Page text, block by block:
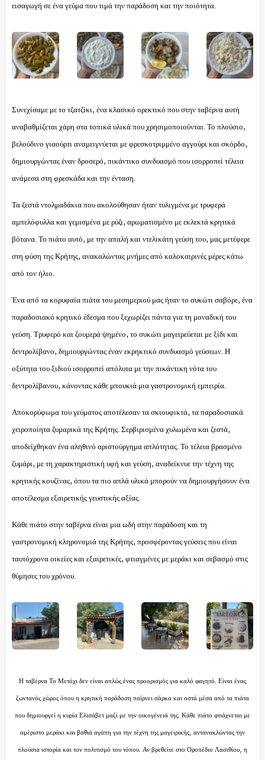
εισαγωγή σε ένα γεύμα που τιμά την παράδοση και την ποιότητα.
Συνεχίσαμε με το τζατζίκι, ένα κλασικό ορεκτικό που στην ταβέρνα αυτή
αναβαθμίζεται χάρη στα τοπικά υλικά που χρησιμοποιούνται. Το πλούσιο,
βελούδινο γιαούρτι αναμειγνύεται με φρεσκοτριμμένο αγγούρι και σκόρδο,
δημιουργώντας έναν δροσερό, πικάντικο συνδυασμό που ισορροπεί τέλεια
ανάμεσα στη φρεσκάδα και την ένταση.
Τα ζεστά ντολμαδάκια που ακολούθησαν ήταν τυλιγμένα με τρυφερά
αμπελόφυλλα και γεμισμένα με ρύζι, αρωματισμένο με εκλεκτά κρητικά
βότανα. Το πιάτο αυτό, με την απαλή και ντελικάτη γεύση του, μας μετέφερε
στη φύση της Κρήτης, ανακαλώντας μνήμες από καλοκαιρινές μέρες κάτω
από τον ήλιο.
Ένα από τα κορυφαία πιάτα του μεσημεριού μας ήταν το συκώτι σαβόρε, ένα
παραδοσιακό κρητικό έδεσμα που ξεχωρίζει πάντα για τη μοναδική του
γεύση. Τρυφερό και ζουμερά ψημένο, το συκώτι μαγειρεύεται με ξίδι και
δεντρολίβανο, δημιουργώντας έναν εκρηκτικό συνδυασμό γεύσεων. Η
οξύτητα του ξιδιού ισορροπεί απόλυτα με την πικάντικη νότα του
δεντρολίβανου, κάνοντας κάθε μπουκιά μια γαστρονομική εμπειρία.
Αποκορύφωμα του γεύματος αποτέλεσαν τα σκιουφικτά, τα παραδοσιακά
χειροποίητα ζυμαρικά της Κρήτης. Σερβιρισμένα χυλωμένα και ζεστά,
αποδείχθηκαν ένα αληθινό αριστούργημα απλότητας. Το τέλεια βρασμένο
ζυμάρι, με τη χαρακτηριστική υφή και γεύση, αναδείκνυε την τέχνη της
κρητικής κουζίνας, όπου τα πιο απλά υλικά μπορούν να δημιουργήσουν ένα
αποτέλεσμα εξαιρετικής γευστικής αξίας.
Κάθε πιάτο στην ταβέρνα είναι μια ωδή στην παράδοση και τη
γαστρονομική κληρονομιά της Κρήτης, προσφέροντας γεύσεις που είναι
ταυτόχρονα οικείες και εξαιρετικές, φτιαγμένες με μεράκι και σεβασμό στις
θύμησες του χρόνου.
Η ταβέρνα Το Μετόχι δεν είναι απλώς ένας προορισμός για καλό φαγητό. Είναι ένας
ζωντανός χώρος όπου η κρητική παράδοση παίρνει σάρκα και οστά μέσα από τα πιάτα
που δημιουργεί η κυρία Ελισάβετ μαζί με την οικογένειά της. Κάθε πιάτο φτιάχνεται με
αμέριστο μεράκι και βαθιά αγάπη για την τέχνη της μαγειρικής, αντανακλώντας την
πλούσια ιστορία και τον πολιτισμό του τόπου. Αν βρεθείτε στο Οροπέδιο Λασιθίου, η